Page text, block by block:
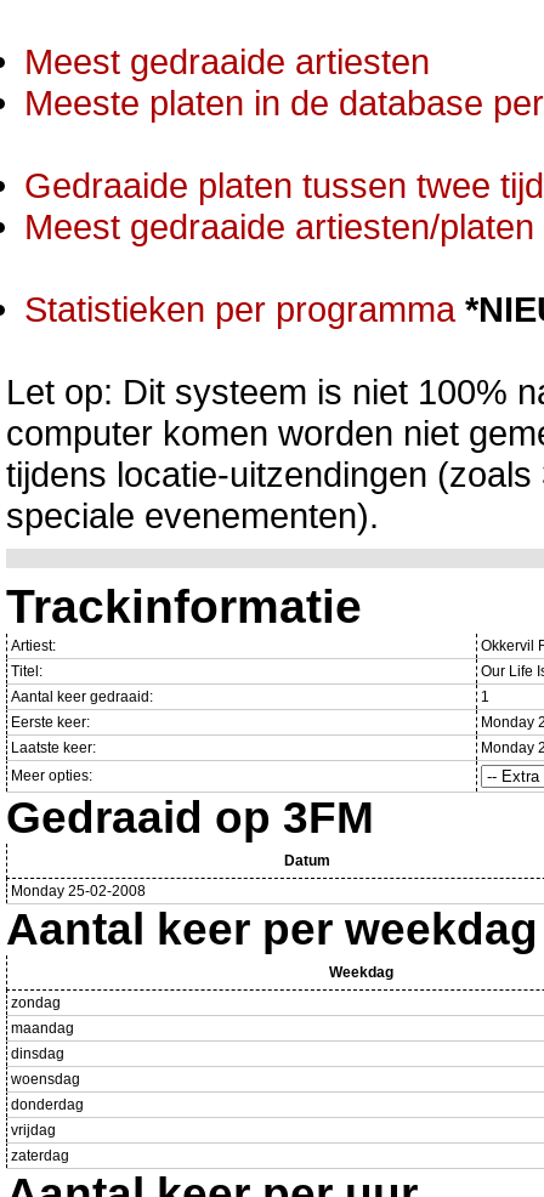
Meest gedraaide artiesten
Meeste platen in de database
Gedraaide platen tussen twee
Meest gedraaide artiesten/
Statistieken per programma
Let op: Dit systeem is niet 100%
computer komen worden niet
tijdens locatie-uitzendingen
speciale evenementen).
Trackinformatie
Artiest:
Okkervil
Titel:
Our Life
Aantal keer gedraaid:
1
Eerste keer:
Monday
Laatste keer:
Monday
Meer opties:
Gedraaid op 3FM
Datum
Monday 25-02-2008
Aantal keer per weekdag
Weekdag
zondag
maandag
dinsdag
woensdag
donderdag
vrijdag
zaterdag